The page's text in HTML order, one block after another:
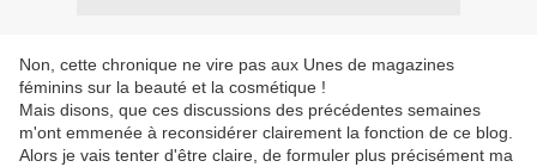
Non, cette chronique ne vire pas aux Unes de magazines
féminins sur la beauté et la cosmétique !
Mais disons, que ces discussions des précédentes semaines
m'ont emmenée à reconsidérer clairement la fonction de ce blog.
Alors je vais tenter d'être claire, de formuler plus précisément ma